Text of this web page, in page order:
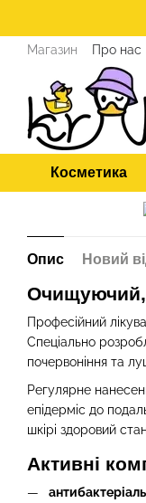
Перейти до
Магазин Про нас
Косметика
Опис Новий
Очищуючий,
Професійний
Спеціально
почервоніння та
Регулярне
епідерміс до
шкірі здоровий
Активні